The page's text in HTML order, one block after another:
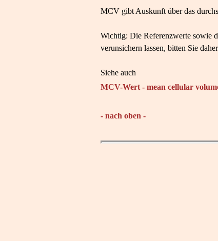
MCV gibt Auskunft über das
Wichtig: Die Referenzwerte sowie
verunsichern lassen, bitten Sie
Siehe auch
MCV-Wert - mean cellular
- nach oben -